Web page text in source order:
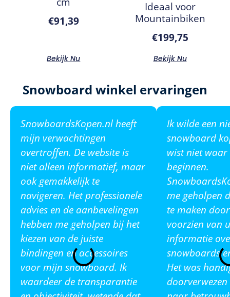
€91,39
Bekijk Nu
Ideaal voor
Mountainbiken
€199,75
Bekijk Nu
Snowboard winkel ervaringen
SnowboardsKopen.nl heeft
mijn verwachtingen
overtroffen. De website is
niet alleen informatief, maar
ook gemakkelijk te
navigeren. Het professionele
advies en de aanbevelingen
hebben me geholpen bij het
kiezen van de juiste
bindingen en accessoires
voor mijn snowboard. Ik
waardeer de transparantie
Ik wilde een
snowboard
wist niet waar
beginnen.
me geholpen
te maken
voorzien van
informatie
snowboards
Het was